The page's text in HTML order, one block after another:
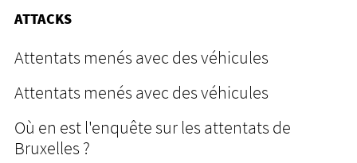
ATTACKS
Attentats menés avec des véhicules
Attentats menés avec des véhicules
Où en est l'enquête sur les attentats de
Bruxelles ?